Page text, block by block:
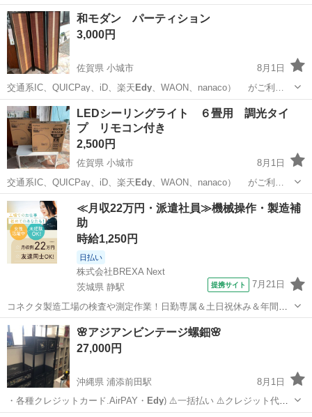
和モダン パーティション
3,000円
佐賀県 小城市
8月1日
交通系IC、QUICPay、iD、楽天 Edy、WAON、nanaco） がご利…
佐賀 小城市 オフィス用家具
LEDシーリングライト ６畳用 調光タイ
プ リモコン付き
2,500円
佐賀県 小城市
8月1日
交通系IC、QUICPay、iD、楽天 Edy、WAON、nanaco） がご利…
佐賀 小城市 照明器具 店頭
≪月収22万円・派遣社員≫機械操作・製造補
助
時給1,250円
日払い
株式会社BREXA Next
茨城県 静駅
提携サイト 7月21日
コネクタ製造工場の検査や測定作業！日勤専属＆土日祝休み＆年間休
日128日★クリーンルーム内作業★マイカー通勤OK＆無料駐車場あり
★就業先食堂利用可！日払い制度あり！《茨城県常陸大宮市》 人気の
工場のお仕事 ◇コネクタ製造工...
茨城 常陸大宮市
🌸アジアンビンテージ螺鈿🌸
27,000円
沖縄県 浦添前田駅
8月1日
・各種クレジットカード.AirPAY・ Edy) ⚠️一括払い ⚠️クレジット代
引…